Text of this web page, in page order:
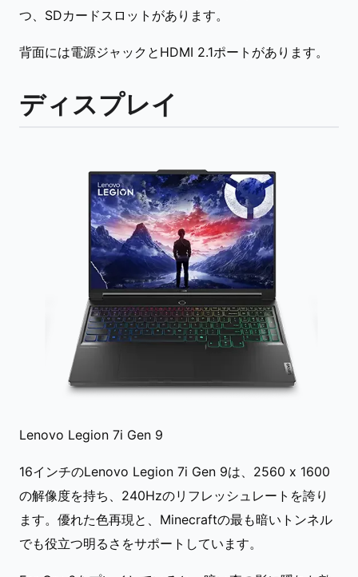
つ、SDカードスロットがあります。
背面には電源ジャックとHDMI 2.1ポートがあります。
ディスプレイ
Lenovo Legion 7i Gen 9
16インチのLenovo Legion 7i Gen 9は、2560 x 1600
の解像度を持ち、240Hzのリフレッシュレートを誇り
ます。優れた色再現と、Minecraftの最も暗いトンネル
でも役立つ明るさをサポートしています。